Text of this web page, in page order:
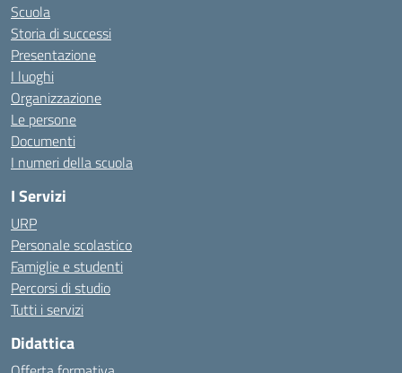
Scuola
Storia di successi
Presentazione
I luoghi
Organizzazione
Le persone
Documenti
I numeri della scuola
I Servizi
URP
Personale scolastico
Famiglie e studenti
Percorsi di studio
Tutti i servizi
Didattica